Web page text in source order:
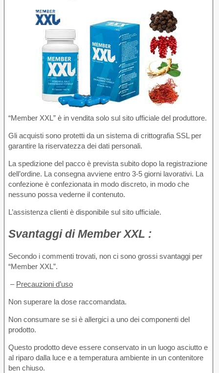
“Member XXL” è in vendita solo sul sito ufficiale del produttore.
Gli acquisti sono protetti da un sistema di crittografia SSL per
garantire la riservatezza dei dati personali.
La spedizione del pacco è prevista subito dopo la registrazione
dell’ordine. La consegna avviene entro 3-5 giorni lavorativi. La
confezione è confezionata in modo discreto, in modo che
nessuno possa vederne il contenuto.
L’assistenza clienti è disponibile sul sito ufficiale.
Svantaggidi Member XXL :
Secondo i commenti trovati, non ci sono grossi svantaggi per
“Member XXL”.
– Precauzioni d’uso
Non superare la dose raccomandata.
Non consumare se si è allergici a uno dei componenti del
prodotto.
Questo prodotto deve essere conservato in un luogo asciutto e
al riparo dalla luce e a temperatura ambiente in un contenitore
ben chiuso.